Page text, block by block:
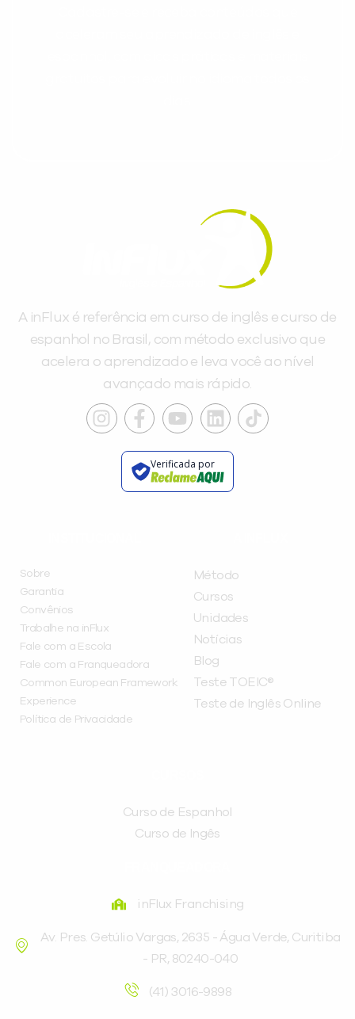
A inFlux é referência em curso de inglês e curso de
espanhol no Brasil, com método exclusivo que
acelera o aprendizado e leva você ao nível
avançado mais rápido.
Verificada por
Sobre
Garantia
Convênios
Trabalhe na inFlux
Fale com a Escola
Fale com a Franqueadora
Common European Framework
Experience
Política de Privacidade
Método
Cursos
Unidades
Notícias
Blog
Teste TOEIC®
Teste de Inglês Online
Curso de Espanhol
Curso de Ingês
inFlux Franchising
Av. Pres. Getúlio Vargas, 2635 - Água Verde, Curitiba
- PR, 80240-040
(41) 3016-9898